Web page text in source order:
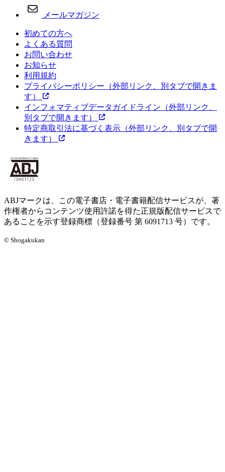
メールマガジン
初めての方へ
よくある質問
お問い合わせ
お知らせ
利用規約
プライバシーポリシー （外部リンク、別タブで開きま
す）
インフォマティブデータガイドライン （外部リンク、
別タブで開きます）
特定商取引法に基づく表示 （外部リンク、別タブで開
きます）
ABJマークは、この電子書店・電子書籍配信サービスが、著
作権者からコンテンツ使用許諾を得た正規版配信サービスで
あることを示す登録商標（登録番号 第 6091713 号）です。
© Shogakukan